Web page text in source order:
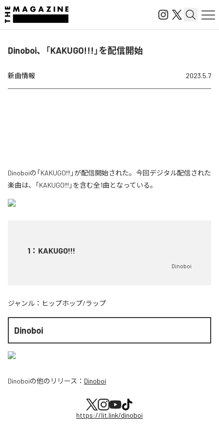
Dinoboi、「KAKUGO!!!」を配信開始
新曲情報 2023.5.7
Dinoboiの「KAKUGO!!!」が配信開始された。今回デジタル配信された
楽曲は、「KAKUGO!!!」を含む全1曲となっている。
1 ： KAKUGO!!!
Dinoboi
ジャンル： ヒップホップ/ラップ
Dinoboi
Dinoboiの他のリリース： Dinoboi
https://lit.link/dinoboi